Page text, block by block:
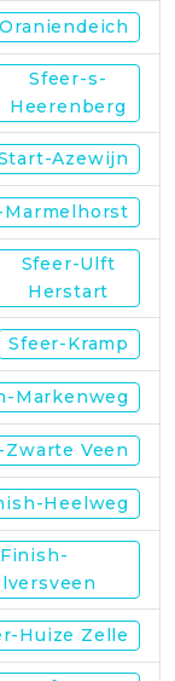
Sfeer-s-
Heerenberg
Azewijn
Marmelhorst
Sfeer-Ulft
Herstart
Sfeer-Kramp
Markenweg
Zwarte Veen
Heelweg
Finish-
Huize Zelle